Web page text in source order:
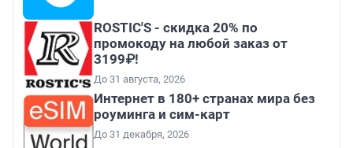
ROSTIC'S - скидка 20% по
промокоду на любой заказ от
3199₽!
До 31 августа, 2026
Интернет в 180+ странах мира без
роуминга и сим-карт
До 31 декабря, 2026